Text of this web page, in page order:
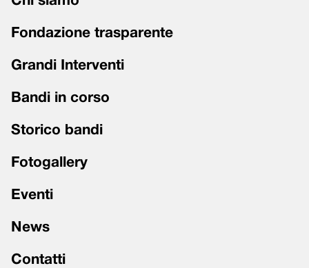
Fondazione trasparente
Grandi Interventi
Bandi in corso
Storico bandi
Fotogallery
Eventi
News
Contatti